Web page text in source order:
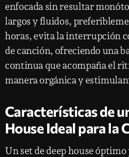
enfocada sin resultar
largos y fluidos,
horas, evita la interrupción
de canción, ofreciendo una
continua que acompaña el
manera orgánica y
Características de
House Ideal para la
Un set de deep house